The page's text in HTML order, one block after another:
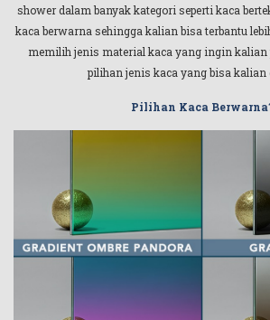
shower dalam banyak kategori seperti kaca
kaca berwarna sehingga kalian bisa terbantu
memilih jenis material kaca yang ingin kalian
pilihan jenis kaca yang bisa kalian
Pilihan Kaca